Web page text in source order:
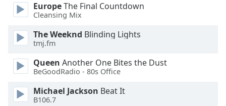
Edge
Style
Font
Family
Reset
EuropeThe Final Countdown
Cleansing Mix
The Weeknd Blinding Lights
tmj.fm
Queen Another One Bites the Dust
BeGoodRadio - 80s Office
Michael Jackson Beat It
B106.7